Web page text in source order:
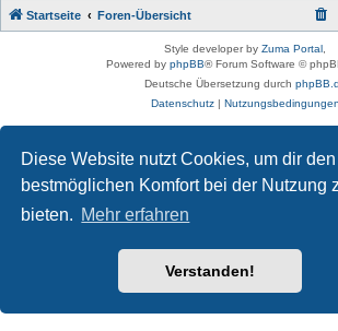
Diese Website nutzt Cookies, um dir den
bestmöglichen Komfort bei der Nutzung
bieten. Mehr erfahren
Verstanden!
Startseite Foren-Übersicht
Style developer by Zuma Portal
Powered by phpBB® Forum Software ©
Deutsche Übersetzung durch
Datenschutz| Nutzungsbedingungen